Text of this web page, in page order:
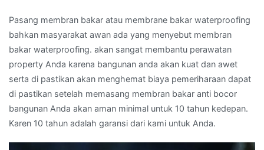
Pasang membran bakar atau membrane bakar waterproofing
bahkan masyarakat awan ada yang menyebut membran
bakar waterproofing. akan sangat membantu perawatan
property Anda karena bangunan anda akan kuat dan awet
serta di pastikan akan menghemat biaya pemeriharaan dapat
di pastikan setelah memasang membran bakar anti bocor
bangunan Anda akan aman minimal untuk 10 tahun kedepan.
Karen 10 tahun adalah garansi dari kami untuk Anda.